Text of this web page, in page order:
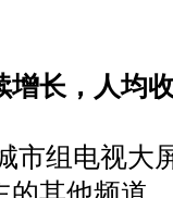
长，人均
组电视大